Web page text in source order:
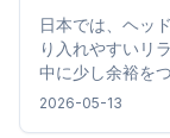
日本では、ヘッ
り入れやすいリ
中に少し余裕を
なく気分を切り
2026-05-13